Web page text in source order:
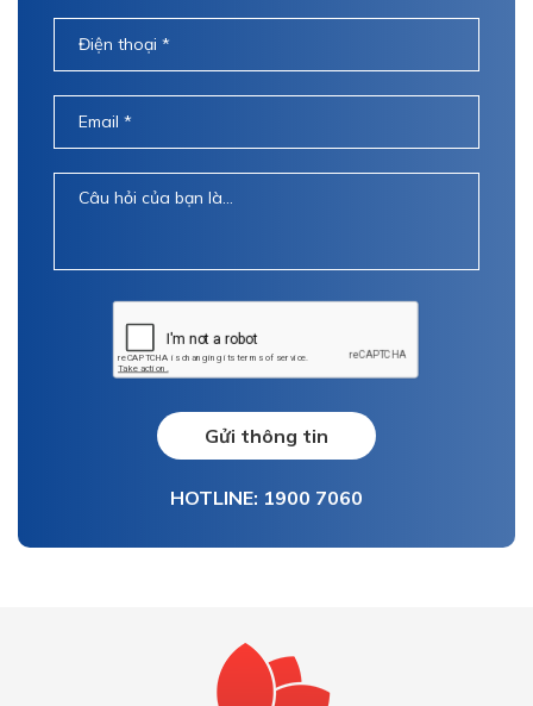
Gửi thông tin
HOTLINE: 1900 7060